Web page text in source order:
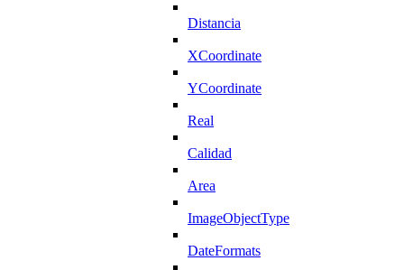
Distancia
XCoordinate
YCoordinate
Real
Calidad
Area
ImageObjectType
DateFormats